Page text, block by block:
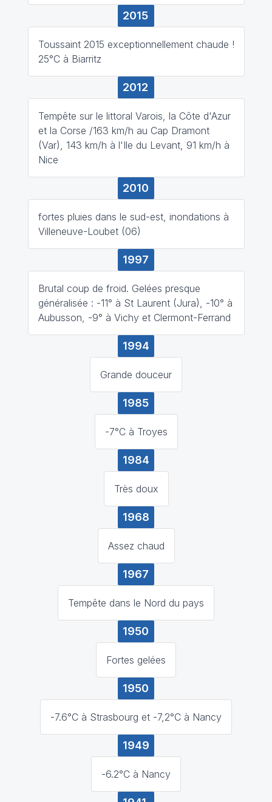
2015
Toussaint 2015 exceptionnellement chaude !
25°C à Biarritz
2012
Tempête sur le littoral Varois, la Côte d'Azur
et la Corse /163 km/h au Cap Dramont
(Var), 143 km/h à l'Ile du Levant, 91 km/h à
Nice
2010
fortes pluies dans le sud-est, inondations à
Villeneuve-Loubet (06)
1997
Brutal coup de froid. Gelées presque
généralisée : -11° à St Laurent (Jura), -10° à
Aubusson, -9° à Vichy et Clermont-Ferrand
1994
Grande douceur
1985
-7°C à Troyes
1984
Très doux
1968
Assez chaud
1967
Tempête dans le Nord du pays
1950
Fortes gelées
1950
-7.6°C à Strasbourg et -7,2°C à Nancy
1949
-6.2°C à Nancy